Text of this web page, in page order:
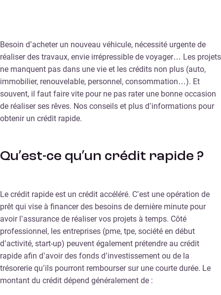
Besoin d’acheter un nouveau véhicule, nécessité urgente de
réaliser des travaux, envie irrépressible de voyager… Les projets
ne manquent pas dans une vie et les crédits non plus (auto,
immobilier, renouvelable, personnel, consommation…). Et
souvent, il faut faire vite pour ne pas rater une bonne occasion
de réaliser ses rêves. Nos conseils et plus d’informations pour
obtenir un crédit rapide.
Qu’est-ce qu’un crédit rapide ?
Le crédit rapide est un crédit accéléré. C’est une opération de
prêt qui vise à financer des besoins de dernière minute pour
avoir l’assurance de réaliser vos projets à temps. Côté
professionnel, les entreprises (pme, tpe, société en début
d’activité, start-up) peuvent également prétendre au crédit
rapide afin d’avoir des fonds d’investissement ou de la
trésorerie qu’ils pourront rembourser sur une courte durée. Le
montant du crédit dépend généralement de :